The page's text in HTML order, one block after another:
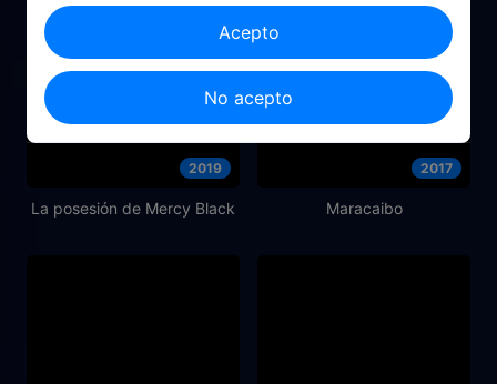
2019
La posesión de Mercy Black
2017
Maracaibo
Acepto
No acepto